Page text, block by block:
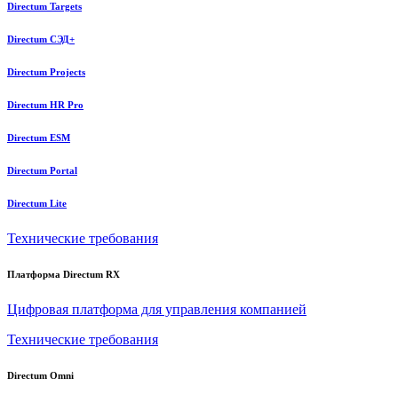
Directum Targets
Directum СЭД+
Directum Projects
Directum HR Pro
Directum ESM
Directum Portal
Directum Lite
Технические требования
Платформа Directum RX
Цифровая платформа для управления компанией
Технические требования
Directum Omni